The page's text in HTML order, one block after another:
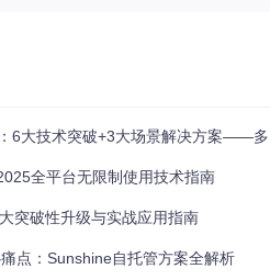
比将易碎品重新包装，工具在保持数
，并发处理能力10文件/秒
SFTP及WebDAV协议
符合ISO 27001信息安全标准
破+3大场景解决方案——多平台适配的极速下载实践
全平台无限制使用技术指南
突破性升级与实战应用指南
点：Sunshine自托管方案全解析